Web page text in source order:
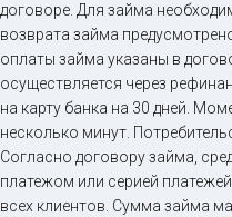
договоре. Для займа
возврата займа
оплаты займа указаны в
осуществляется через
на карту банка на 30 дней.
несколько минут.
Согласно договору займа,
платежом или серией
всех клиентов. Сумма займа